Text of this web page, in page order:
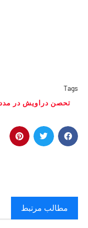
Tags
تحصن دراویش در
مطالب مرتبط